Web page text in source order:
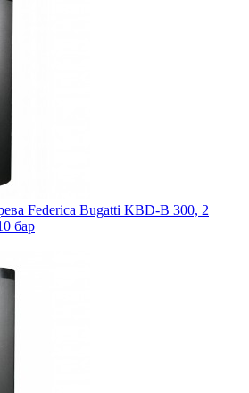
Federica Bugatti KBD-В 300, 2
бар